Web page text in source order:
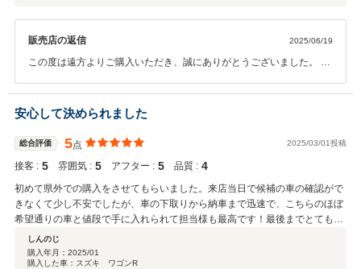
販売店の返信 2025/06/19
この度は遠方よりご購入いただき、誠にありがとうございました。 初
LINEでのやり取りや当日のご来店対応についてご満足いただけたとの
お言葉、大変嬉しく思っております。 短いご滞在時間の中でも、安心
してお引き渡しができたこと、スタッフ一同喜んでおります。 また機
会がございましたら、ぜひお手伝いさせてください。 今後とも末永い
お付き合いをどうぞよろしくお願いいたします。
安心して決められました
総合評価 5点 2025/03/01投稿
接客 : 5 雰囲気 : 5 アフター : 5 品質 : 4
初めて県外での購入をさせてもらいました。来店当日で候補の車の確認がで
きなくて少し不安でしたが、車の下取りから納車まで迅速で、こちらのほぼ
希望通りの車と値段で手に入れられて担当様も最高です！最後までとても親
切丁寧なご対応ありがとうございました。
しんのじ
購入年月： 2025/01
購入した車：スズキ ワゴンR